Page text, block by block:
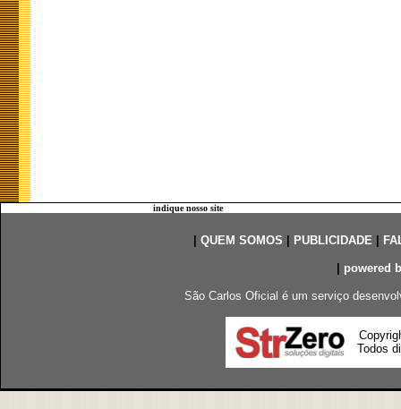
indique nosso site
QUEM SOMOS PUBLICIDADE|
powered
São Carlos Oficial é um serviço
Todos